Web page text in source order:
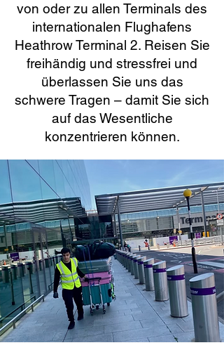
von oder zu allen Terminals des
internationalen Flughafens
Heathrow Terminal 2. Reisen Sie
freihändig und stressfrei und
überlassen Sie uns das
schwere Tragen – damit Sie sich
auf das Wesentliche
konzentrieren können.